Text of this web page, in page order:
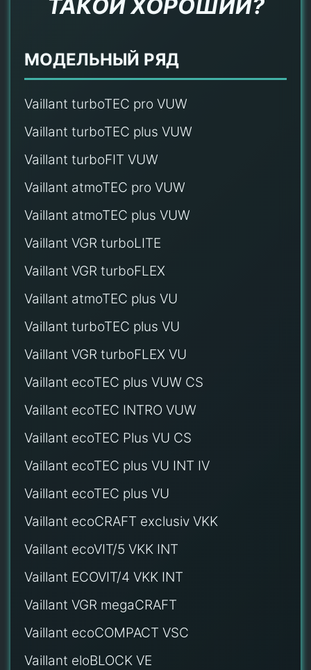
ТАКОЙ ХОРОШИЙ?
МОДЕЛЬНЫЙ РЯД
Vaillant turboTEC pro VUW
Vaillant turboTEC plus VUW
Vaillant turboFIT VUW
Vaillant atmoTEC pro VUW
Vaillant atmoTEC plus VUW
Vaillant VGR turboLITE
Vaillant VGR turboFLEX
Vaillant atmoTEC plus VU
Vaillant turboTEC plus VU
Vaillant VGR turboFLEX VU
Vaillant ecoTEC plus VUW CS
Vaillant ecoTEC INTRO VUW
Vaillant ecoTEC Plus VU CS
Vaillant ecoTEC plus VU INT IV
Vaillant ecoTEC plus VU
Vaillant ecoCRAFT exclusiv VKK
Vaillant ecoVIT/5 VKK INT
Vaillant ECOVIT/4 VKK INT
Vaillant VGR megaCRAFT
Vaillant ecoCOMPACT VSC
Vaillant eloBLOCK VE